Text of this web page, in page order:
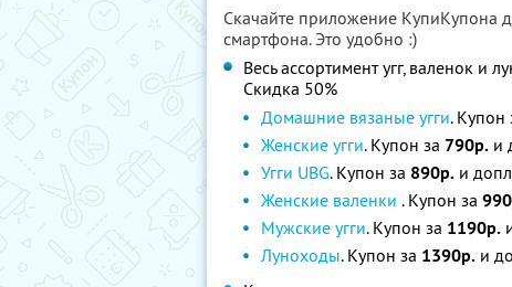
Скачайте приложение КупиКупона
смартфона. Это удобно :)
Весь ассортимент угг, валенок и
Скидка 50%
Домашние вязаные угги. Купон
Женские угги. Купон за 790р. и
Угги UBG. Купон за 890р. и
Женские валенки . Купон за
Мужские угги. Купон за 1190р.
Луноходы. Купон за 1390р. и